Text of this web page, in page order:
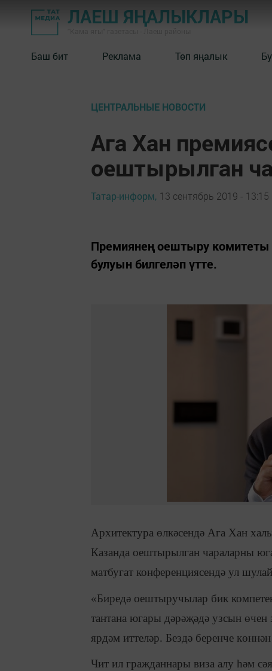
ЛАЕШ ЯҢАЛЫКЛАРЫ
Баш бит Реклама Төп яңалык
ЦЕНТРАЛЬНЫЕ НОВОСТИ
Ага Хан
оештырылган
Татар-информ, 13 сентябрь 2019 - 13:15
Премиянең оештыру комитеты
булуын билгеләп үтте.
Архитектура өлкәсендә Ага Хан
Казанда оештырылган чараларны
матбугат конференциясендә ул
«Биредә оештыручылар бик
тантана югары дәрәҗәдә узсын
ярдәм иттеләр. Бездә беренче
Чит ил гражданнары виза алу һәм